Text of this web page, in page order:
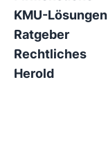
KMU-Lösungen
Ratgeber
Rechtliches
Herold